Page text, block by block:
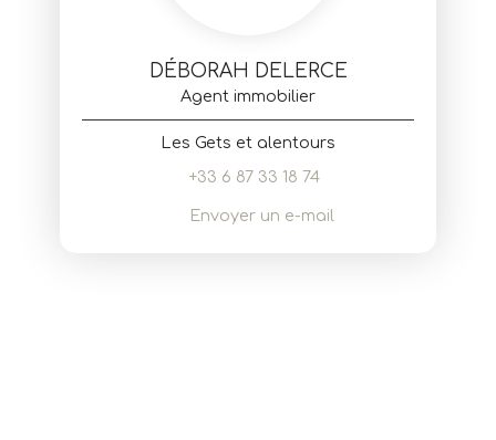
DÉBORAH DELERCE
Agent immobilier
Les Gets et alentours
+33 6 87 33 18 74
Envoyer un e-mail